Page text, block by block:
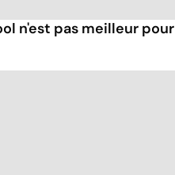
n'est pas meilleur pour